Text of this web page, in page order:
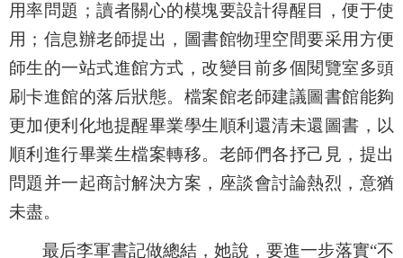
用率問題；讀者關心的模塊要設計得醒目，便于使
用；信息辦老師提出，圖書館物理空間要采用方便
師生的一站式進館方式，改變目前多個閱覽室多頭
刷卡進館的落后狀態。檔案館老師建議圖書館能夠
更加便利化地提醒畢業學生順利還清未還圖書，以
順利進行畢業生檔案轉移。老師們各抒己見，提出
問題并一起商討解決方案，座談會討論熱烈，意猶
未盡。
最后李軍書記做總結，她說，要進一步落實“不